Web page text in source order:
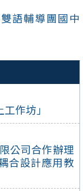
作坊」
公司合作辦理
合設計應用教
語輔導團國中